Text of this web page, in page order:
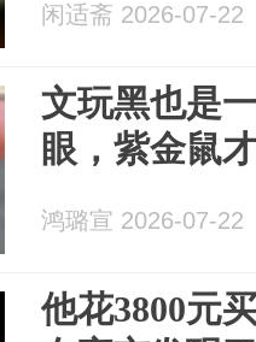
闲适斋 2026-07-22
文玩黑也是
眼，紫金鼠
鸿璐宣 2026-07-22
他花3800元